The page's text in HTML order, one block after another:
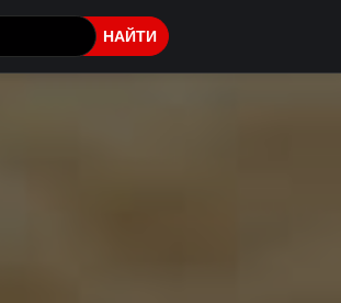
НАЙТИ